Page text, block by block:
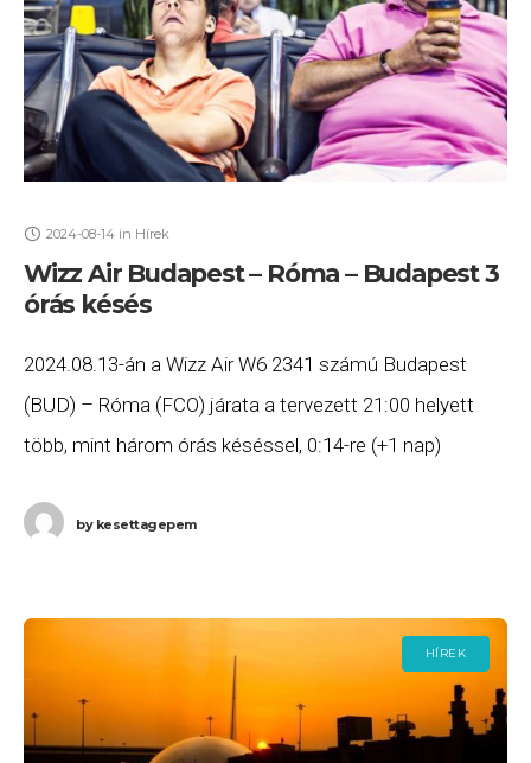
2024-08-14 in Hírek
Wizz Air Budapest – Róma – Budapest 3
órás késés
2024.08.13-án a Wizz Air W6 2341 számú Budapest
(BUD) – Róma (FCO) járata a tervezett 21:00 helyett
több, mint három órás késéssel, 0:14-re (+1 nap)
bykesettagepem
HÍREK